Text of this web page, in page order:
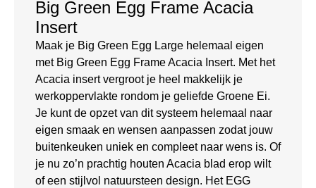
Big Green Egg Frame Acacia
Insert
Maak je Big Green Egg Large helemaal eigen
met Big Green Egg Frame Acacia Insert. Met het
Acacia insert vergroot je heel makkelijk je
werkoppervlakte rondom je geliefde Groene Ei.
Je kunt de opzet van dit systeem helemaal naar
eigen smaak en wensen aanpassen zodat jouw
buitenkeuken uniek en compleet naar wens is. Of
je nu zo’n prachtig houten Acacia blad erop wilt
of een stijlvol natuursteen design. Het EGG